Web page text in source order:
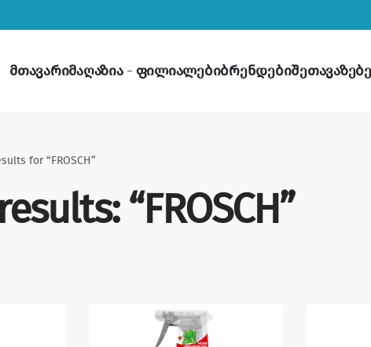
მთავარიმაღაზია ფილიალებიბრენდები
for “FROSCH”
“FROSCH”